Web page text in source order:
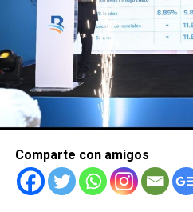
Comparte con amigos